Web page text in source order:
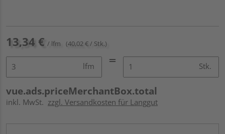
13,34 € / lfm (40,02 € / Stk.)
lfm Stk.
vue.ads.priceMerchantBox.total
inkl. MwSt. zzgl. Versandkosten für Langgut